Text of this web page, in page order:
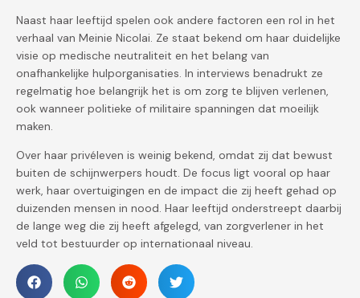
Naast haar leeftijd spelen ook andere factoren een rol in het
verhaal van Meinie Nicolai. Ze staat bekend om haar duidelijke
visie op medische neutraliteit en het belang van
onafhankelijke hulporganisaties. In interviews benadrukt ze
regelmatig hoe belangrijk het is om zorg te blijven verlenen,
ook wanneer politieke of militaire spanningen dat moeilijk
maken.
Over haar privéleven is weinig bekend, omdat zij dat bewust
buiten de schijnwerpers houdt. De focus ligt vooral op haar
werk, haar overtuigingen en de impact die zij heeft gehad op
duizenden mensen in nood. Haar leeftijd onderstreept daarbij
de lange weg die zij heeft afgelegd, van zorgverlener in het
veld tot bestuurder op internationaal niveau.